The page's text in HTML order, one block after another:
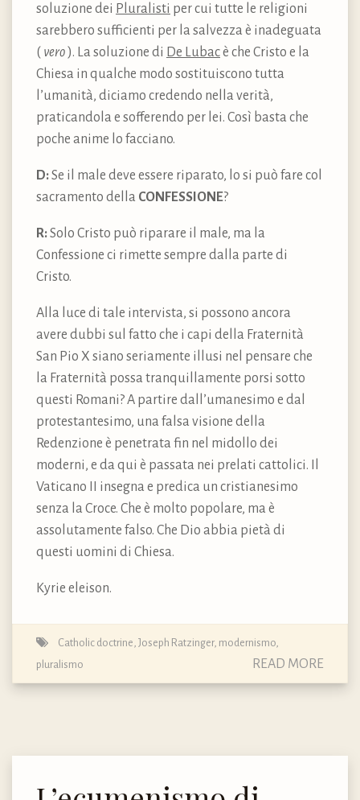
soluzione dei Pluralisti per cui tutte le religioni
sarebbero sufficienti per la salvezza è inadeguata
( vero). La soluzione di De Lubacè che Cristo e la
Chiesa in qualche modo sostituiscono tutta
l’umanità, diciamo credendo nella verità,
praticandola e sofferendo per lei. Così basta che
poche anime lo facciano.
D:Se il male deve essere riparato, lo si può fare col
sacramento della CONFESSIONE?
R:Solo Cristo può riparare il male, ma la
Confessione ci rimette sempre dalla parte di
Cristo.
Alla luce di tale intervista, si possono ancora
avere dubbi sul fatto che i capi della Fraternità
San Pio X siano seriamente illusi nel pensare che
la Fraternità possa tranquillamente porsi sotto
questi Romani? A partire dall’umanesimo e dal
protestantesimo, una falsa visione della
Redenzione è penetrata fin nel midollo dei
moderni, e da qui è passata nei prelati cattolici. Il
Vaticano II insegna e predica un cristianesimo
senza la Croce. Che è molto popolare, ma è
assolutamente falso. Che Dio abbia pietà di
questi uomini di Chiesa.
Kyrie eleison.
Catholic doctrine Joseph Ratzinger, modernismo
pluralismo
READ MORE